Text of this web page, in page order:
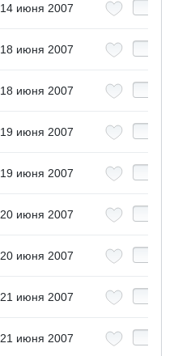
14 июня 2007
18 июня 2007
18 июня 2007
19 июня 2007
19 июня 2007
20 июня 2007
20 июня 2007
21 июня 2007
21 июня 2007